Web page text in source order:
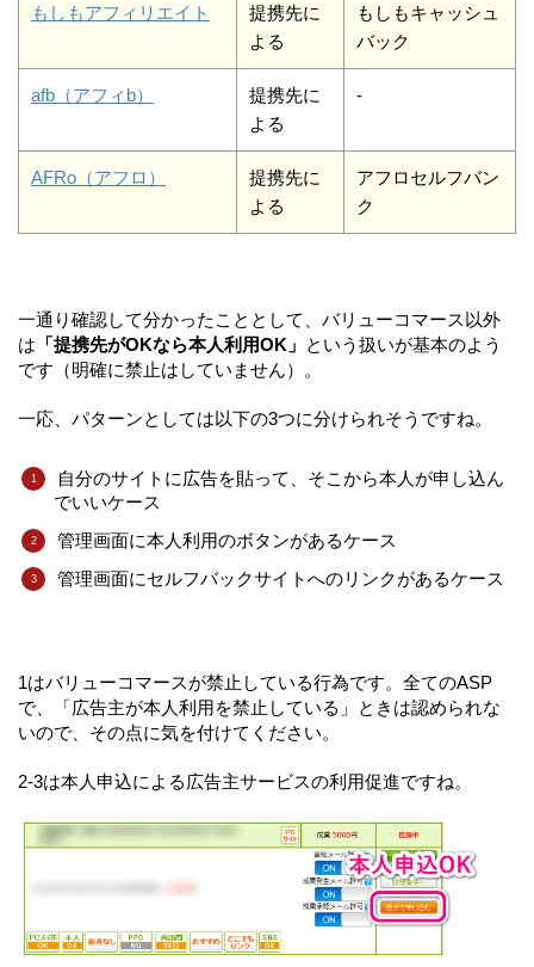
もしもアフィリエイト
提携先に
よる
もしもキャッシュ
バック
afb（アフィb）
提携先に
よる
-
AFRo（アフロ）
提携先に
よる
アフロセルフバン
ク
一通り確認して分かったこととして、バリューコマース以外
は 「提携先がOKなら本人利用OK」 という扱いが基本のよう
です（明確に禁止はしていません）。
一応、パターンとしては以下の3つに分けられそうですね。
自分のサイトに広告を貼って、そこから本人が申し込ん
でいいケース
管理画面に本人利用のボタンがあるケース
管理画面にセルフバックサイトへのリンクがあるケース
1はバリューコマースが禁止している行為です。全てのASP
で、「広告主が本人利用を禁止している」ときは認められな
いので、その点に気を付けてください。
2-3は本人申込による広告主サービスの利用促進ですね。